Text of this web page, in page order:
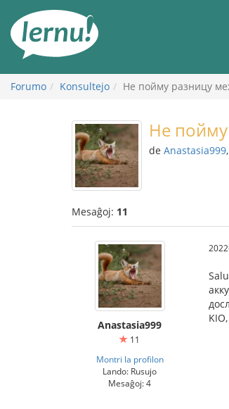
enhavo
Forumo Konsultejo Не пойму разницу
Не
de Anastasia999
Mesaĝoj: 11
Anastasia999
11
Montri la profilon
Lando: Rusujo
Mesaĝoj: 4